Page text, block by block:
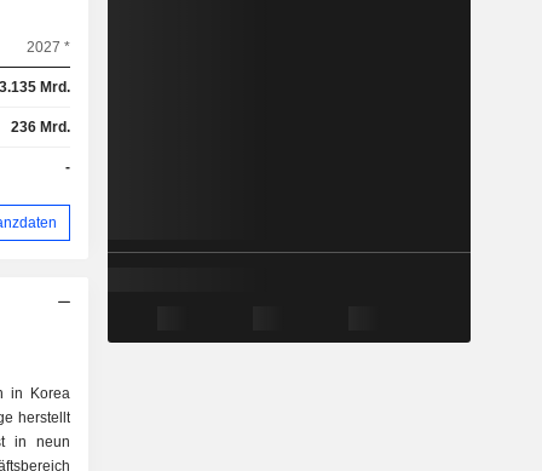
2027 *
3.135 Mrd.
236 Mrd.
-
in Korea
herstellt
in neun